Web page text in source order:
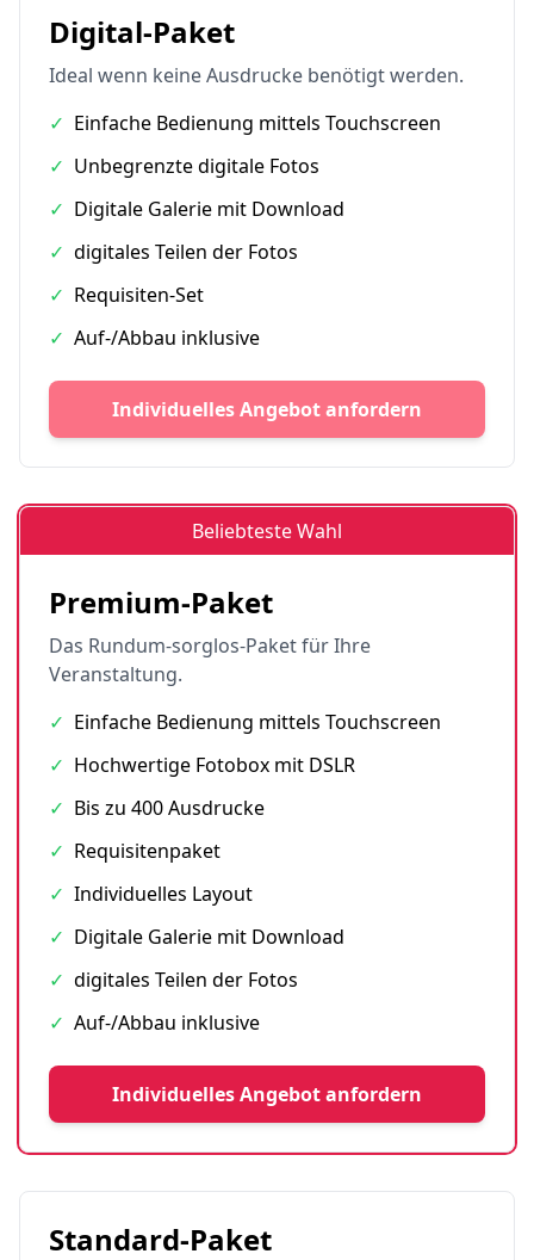
Digital-Paket
Ideal wenn keine Ausdrucke benötigt werden.
✓ Einfache Bedienung mittels Touchscreen
✓ Unbegrenzte digitale Fotos
✓ Digitale Galerie mit Download
✓ digitales Teilen der Fotos
✓ Requisiten-Set
✓ Auf-/Abbau inklusive
Individuelles Angebot anfordern
Beliebteste Wahl
Premium-Paket
Das Rundum-sorglos-Paket für Ihre
Veranstaltung.
✓ Einfache Bedienung mittels Touchscreen
✓ Hochwertige Fotobox mit DSLR
✓ Bis zu 400 Ausdrucke
✓ Requisitenpaket
✓ Individuelles Layout
✓ Digitale Galerie mit Download
✓ digitales Teilen der Fotos
✓ Auf-/Abbau inklusive
Individuelles Angebot anfordern
Standard-Paket